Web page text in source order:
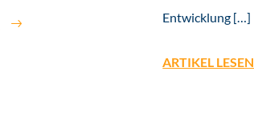
Entwicklung […]
ARTIKEL LESEN